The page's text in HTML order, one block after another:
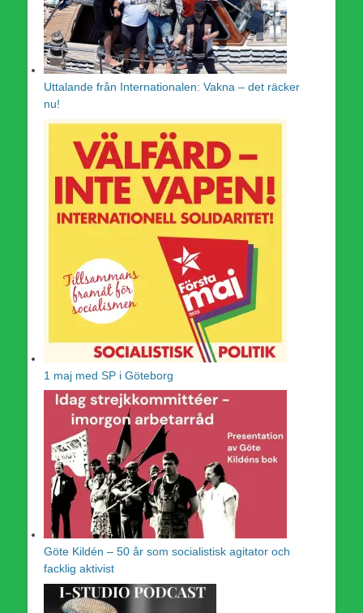
Uttalande från Internationalen: Vakna – det räcker
nu!
1 maj med SP i Göteborg
Göte Kildén – 50 år som socialistisk agitator och
facklig aktivist